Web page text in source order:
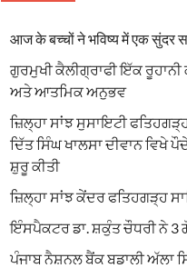
आज के बच्चों ने भविष्य में एक सुंदर
ਗੁਰਮੁਖੀ ਕੈਲੀਗ੍ਰਾਫੀ ਇੱਕ
ਅਤੇ ਆਤਮਿਕ ਅਨੁਭਵ
ਜ਼ਿਲ੍ਹਾ ਸਾਂਝ ਸੁਸਾਇਟੀ
ਦਿੱਤ ਸਿੰਘ ਖਾਲਸਾ ਦੀਵਾਨ ਵਿਖੇ
ਸ਼ੁਰੂ ਕੀਤੀ
ਜ਼ਿਲ੍ਹਾ ਸਾਂਝ ਕੇਂਦਰ ਫਤਿਹਗੜ੍ਹ
ਇੰਸਪੈਕਟਰ ਡਾ. ਸ਼ਕੁੰਤ ਚੌਧਰੀ ਨੇ 3
ਪੰਜਾਬ ਨੈਸ਼ਨਲ ਬੈਂਕ ਬਡਾਲੀ ਅੱਲਾ